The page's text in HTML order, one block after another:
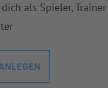
als Spieler,